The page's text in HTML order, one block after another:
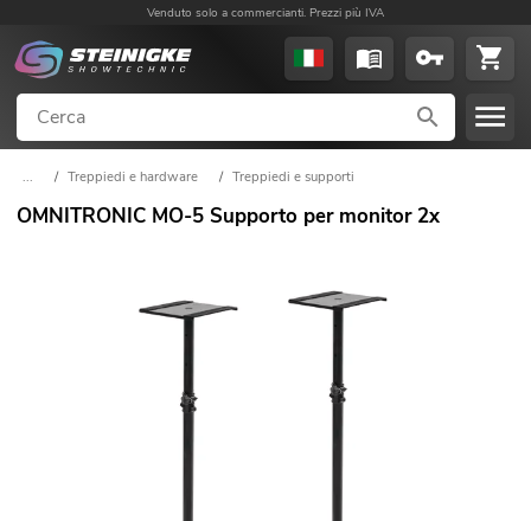
Venduto solo a commercianti. Prezzi più IVA
... / Treppiedi e hardware / Treppiedi e supporti
OMNITRONIC MO-5 Supporto per monitor 2x